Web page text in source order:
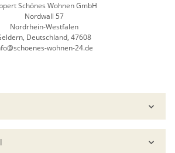
Schönes Wohnen GmbH
Nordwall 57
Nordrhein-Westfalen
Deutschland, 47608
wohnen-24.de